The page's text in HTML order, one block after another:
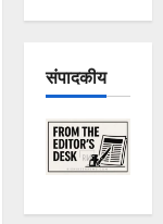
संपादकीय